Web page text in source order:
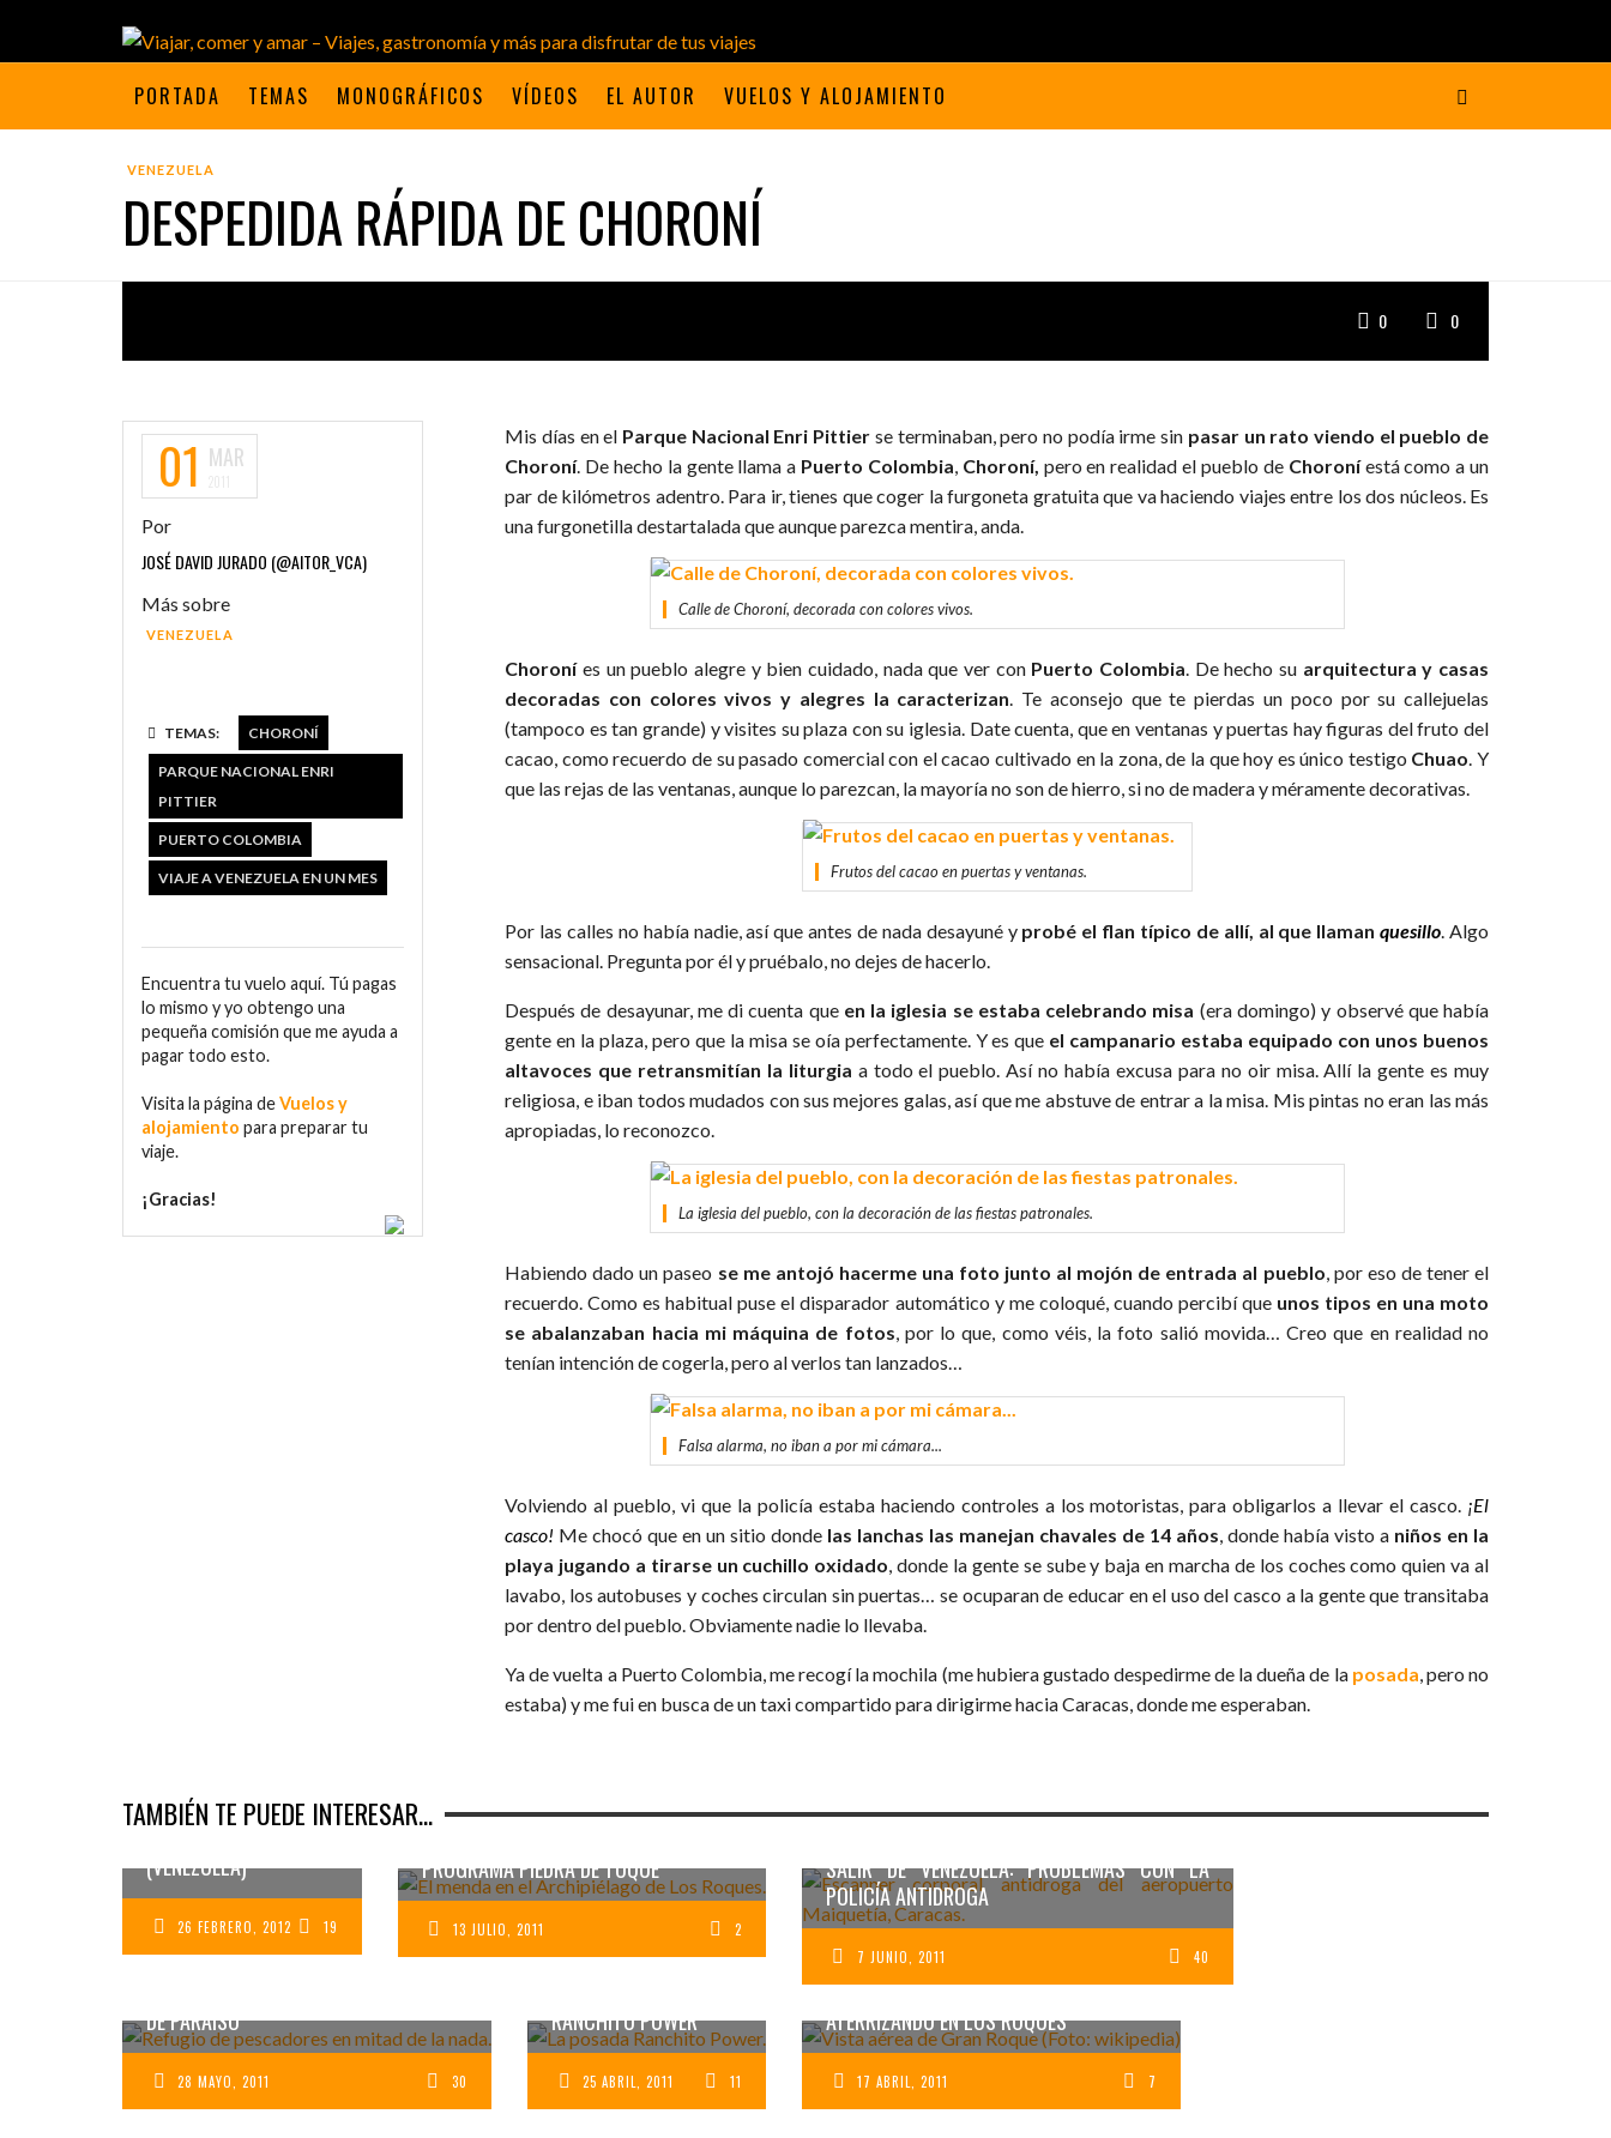
PORTADA TEMAS MONOGRÁFICOS VÍDEOS EL AUTOR VUELOS Y ALOJAMIENTO
VENEZUELA
DESPEDIDA RÁPIDA DE CHORONÍ
0 0
Mis días en el Parque Nacional Enri Pittier se terminaban, pero no podía irme sin pasar un rato viendo el pueblo de
Choroní. De hecho la gente llama a Puerto Colombia, Choroní, pero en realidad el pueblo de Choroníestá como a un
par de kilómetros adentro. Para ir, tienes que coger la furgoneta gratuita que va haciendo viajes entre los dos núcleos. Es
una furgonetilla destartalada que aunque parezca mentira, anda.
Calle de Choroní, decorada con colores vivos.
Choroní es un pueblo alegre y bien cuidado, nada que ver con Puerto Colombia. De hecho su arquitectura y casas
decoradas con colores vivos y alegres la caracterizan. Te aconsejo que te pierdas un poco por su callejuelas
(tampoco es tan grande) y visites su plaza con su iglesia. Date cuenta, que en ventanas y puertas hay figuras del fruto del
cacao, como recuerdo de su pasado comercial con el cacao cultivado en la zona, de la que hoy es único testigo Chuao. Y
que las rejas de las ventanas, aunque lo parezcan, la mayoría no son de hierro, si no de madera y méramente decorativas.
Frutos del cacao en puertas y ventanas.
Por las calles no había nadie, así que antes de nada desayuné y probé el flan típico de allí, al que llamanquesillo. Algo
sensacional. Pregunta por él y pruébalo, no dejes de hacerlo.
Después de desayunar, me di cuenta que en la iglesia se estaba celebrando misa (era domingo) y observé que había
gente en la plaza, pero que la misa se oía perfectamente. Y es que el campanario estaba equipado con unos buenos
altavoces que retransmitían la liturgia a todo el pueblo. Así no había excusa para no oir misa. Allí la gente es muy
religiosa, e iban todos mudados con sus mejores galas, así que me abstuve de entrar a la misa. Mis pintas no eran las más
apropiadas, lo reconozco.
La iglesia del pueblo, con la decoración de las fiestas patronales.
Habiendo dado un paseo se me antojó hacerme una foto junto al mojón de entrada al pueblo, por eso de tener el
recuerdo. Como es habitual puse el disparador automático y me coloqué, cuando percibí que unos tipos en una moto
se abalanzaban hacia mi máquina de fotos, por lo que, como véis, la foto salió movida… Creo que en realidad no
tenían intención de cogerla, pero al verlos tan lanzados…
Falsa alarma, no iban a por mi cámara...
Volviendo al pueblo, vi que la policía estaba haciendo controles a los motoristas, para obligarlos a llevar el casco. ¡El
casco! Me chocó que en un sitio donde las lanchas las manejan chavales de 14 años, donde había visto a niños en la
playa jugando a tirarse un cuchillo oxidado, donde la gente se sube y baja en marcha de los coches como quien va al
lavabo, los autobuses y coches circulan sin puertas… se ocuparan de educar en el uso del casco a la gente que transitaba
por dentro del pueblo. Obviamente nadie lo llevaba.
Ya de vuelta a Puerto Colombia, me recogí la mochila (me hubiera gustado despedirme de la dueña de la posada, pero no
estaba) y me fui en busca de un taxi compartido para dirigirme hacia Caracas, donde me esperaban.
01 MAR
Por
JOSÉ DAVID JURADO (@AITOR_VCA)
Más sobre
VENEZUELA
TEMAS: CHORONÍ
PARQUE NACIONAL ENRI
PITTIER
PUERTO COLOMBIA
VIAJE A VENEZUELA EN UN MES
Encuentra tu vuelo aquí. Tú pagas
lo mismo y yo obtengo una
pequeña comisión que me ayuda a
pagar todo esto.
Visita la página deVuelos y
alojamiento para preparar tu
viaje.
¡Gracias!
TAMBIÉN TE PUEDE INTERESAR...
LOS ROQUES EN
(VENEZUELA)
26 FEBRERO, 2012 19
PROGRAMA PIEDRA DE TOQUE
13 JULIO, 2011 2
SALIR DE VENEZUELA: PROBLEMAS CON LA
POLICÍA ANTIDROGA
7 JUNIO, 2011 40
DE PARAÍSO
28 MAYO, 2011 30
ALOJAMIENTO EN LOS
RANCHITO POWER
25 ABRIL, 2011 11
ATERRIZANDO EN LOS ROQUES
17 ABRIL, 2011 7